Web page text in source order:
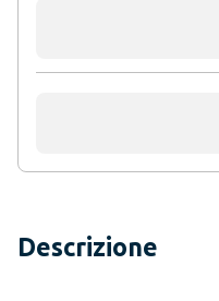
Descrizione